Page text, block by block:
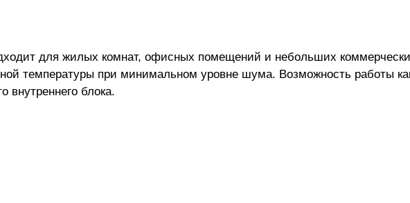
для жилых комнат, офисных помещений и небольших
температуры при минимальном уровне шума. Возможность работы
внутреннего блока.